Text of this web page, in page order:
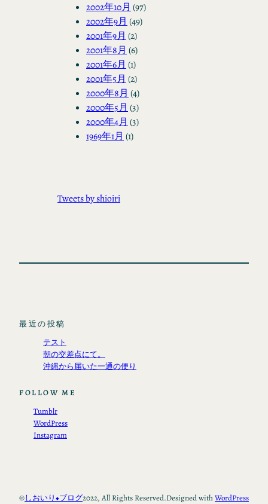
2002年10月 (97)
2002年9月 (49)
2001年9月 (2)
2001年8月 (6)
2001年6月 (1)
2001年5月 (2)
2000年8月 (4)
2000年5月 (3)
2000年4月 (3)
1969年1月 (1)
Tweets by shioiri
最近の投稿
テスト
朝の交差点にて。
沖縄から届いた一通の便り
FOLLOW ME
Tumblr
WordPress
Instagram
©しおいり◆ブログ2022, All Rights Reserved.Designed withWordPress